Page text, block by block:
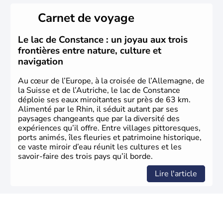
compte aujourd'hui plus de 8 millions d'habitants.
L'Autriche a donné naissance à de nombreux artistes :
Mozart, Schubert, le psychanalyste Freud, Romy
Schneider, Arnold Schwarzenegger, Anton Bruckner,
Gustav Mahler font partie des Autrichiens les plus
marquants de ces dernières décennies.
Carnet de voyage
Le lac de Constance : un joyau aux trois
frontières entre nature, culture et
navigation
Au cœur de l’Europe, à la croisée de l’Allemagne, de
la Suisse et de l’Autriche, le lac de Constance
déploie ses eaux miroitantes sur près de 63 km.
Alimenté par le Rhin, il séduit autant par ses
paysages changeants que par la diversité des
expériences qu’il offre. Entre villages pittoresques,
ports animés, îles fleuries et patrimoine historique,
ce vaste miroir d’eau réunit les cultures et les
savoir-faire des trois pays qu’il borde.
Lire l'article